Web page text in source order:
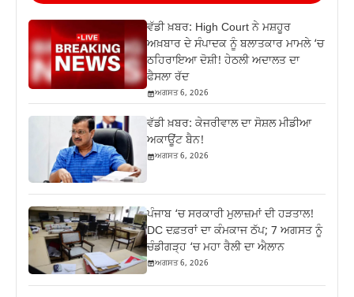
ਵੱਡੀ ਖ਼ਬਰ: High Court ਨੇ ਮਸ਼ਹੂਰ
ਅਖ਼ਬਾਰ ਦੇ ਸੰਪਾਦਕ ਨੂੰ ਬਲਾਤਕਾਰ ਮਾਮਲੇ ‘ਚ
ਠਹਿਰਾਇਆ ਦੋਸ਼ੀ! ਹੇਠਲੀ ਅਦਾਲਤ ਦਾ
ਫੈਸਲਾ ਰੱਦ
ਅਗਸਤ 6, 2026
ਵੱਡੀ ਖ਼ਬਰ: ਕੇਜਰੀਵਾਲ ਦਾ ਸੋਸ਼ਲ ਮੀਡੀਆ
ਅਕਾਊਂਟ ਬੈਨ!
ਅਗਸਤ 6, 2026
ਪੰਜਾਬ ‘ਚ ਸਰਕਾਰੀ ਮੁਲਾਜ਼ਮਾਂ ਦੀ ਹੜਤਾਲ!
DC ਦਫ਼ਤਰਾਂ ਦਾ ਕੰਮਕਾਜ ਠੱਪ; 7 ਅਗਸਤ ਨੂੰ
ਚੰਡੀਗੜ੍ਹ ‘ਚ ਮਹਾ ਰੈਲੀ ਦਾ ਐਲਾਨ
ਅਗਸਤ 6, 2026